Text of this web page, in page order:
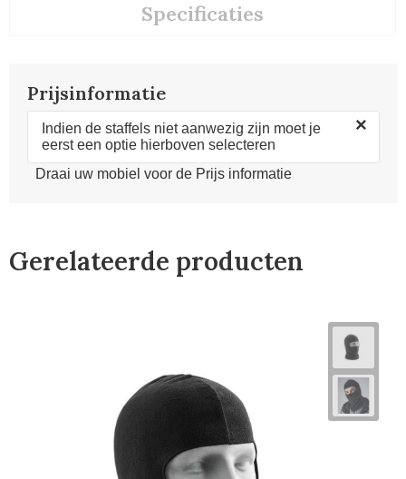
Specificaties
Prijsinformatie
Indien de staffels niet aanwezig zijn moet je
eerst een optie hierboven selecteren
×
Draai uw mobiel voor de Prijs informatie
Gerelateerde producten